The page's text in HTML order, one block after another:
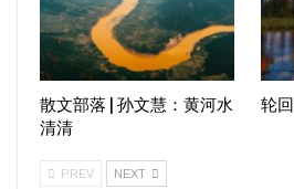
散文部落 | 孙文慧：黄河水
清清
轮
PREV NEXT